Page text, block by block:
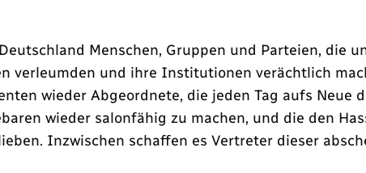
Menschen, Gruppen und Parteien, die
verleumden und ihre Institutionen verächtlich
wieder Abgeordnete, die jeden Tag aufs Neue
wieder salonfähig zu machen, und die den
Inzwischen schaffen es Vertreter dieser